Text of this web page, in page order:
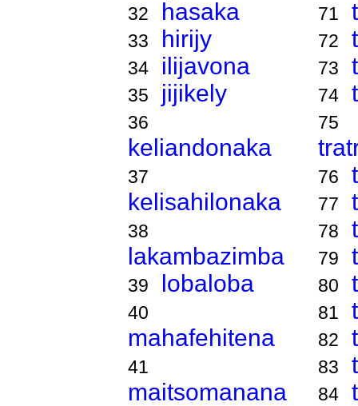
32 hasaka
33 hirijy
34 ilijavona
35 jijikely
36
keliandonaka
37
kelisahilonaka
38
lakambazimba
39 lobaloba
40
mahafehitena
41
maitsomanana
71
72
73
74
75
76
77
78
79
80
81
82
83
84